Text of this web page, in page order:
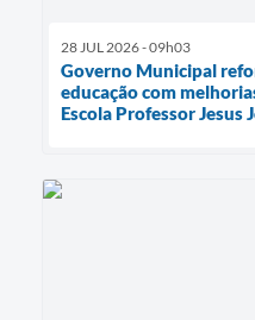
28 JUL 2026 - 09h03
Governo Municipal
educação com
Escola Professor Jesus